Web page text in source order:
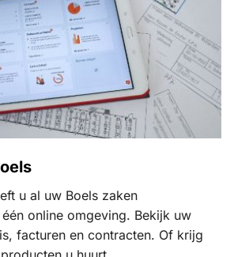
u al uw Boels zaken
online omgeving. Bekijk uw
facturen en contracten. Of krijg